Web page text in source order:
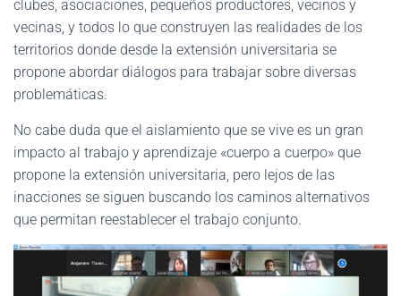
clubes, asociaciones, pequeños productores, vecinos y
vecinas, y todos lo que construyen las realidades de los
territorios donde desde la extensión universitaria se
propone abordar diálogos para trabajar sobre diversas
problemáticas.
No cabe duda que el aislamiento que se vive es un gran
impacto al trabajo y aprendizaje «cuerpo a cuerpo» que
propone la extensión universitaria, pero lejos de las
inacciones se siguen buscando los caminos alternativos
que permitan reestablecer el trabajo conjunto.